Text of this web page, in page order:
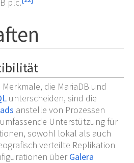
plc.
die MariaDB und
unterscheiden, sind die
anstelle von Prozessen
Unterstützung für
sowohl lokal als auch
verteilte Replikation
überGalera